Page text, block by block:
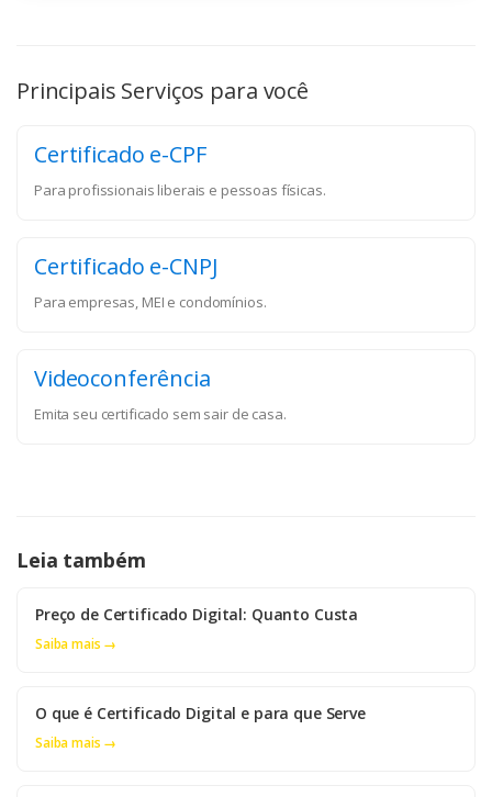
Principais Serviços para você
Certificado e-CPF
Para profissionais liberais e pessoas físicas.
Certificado e-CNPJ
Para empresas, MEI e condomínios.
Videoconferência
Emita seu certificado sem sair de casa.
Leia também
Preço de Certificado Digital: Quanto Custa
Saiba mais →
O que é Certificado Digital e para que Serve
Saiba mais →